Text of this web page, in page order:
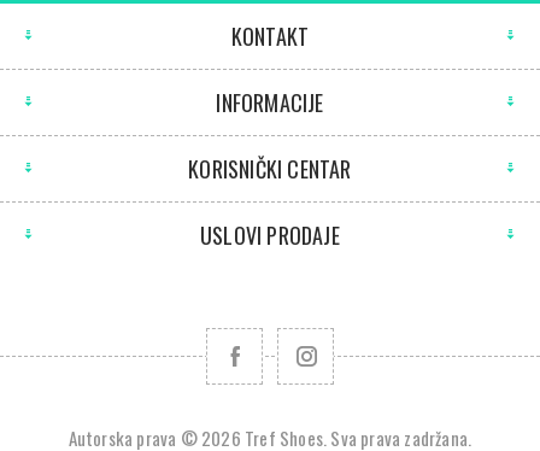
KONTAKT
INFORMACIJE
KORISNIČKI CENTAR
USLOVI PRODAJE
Autorska prava © 2026 Tref Shoes. Sva prava zadržana.